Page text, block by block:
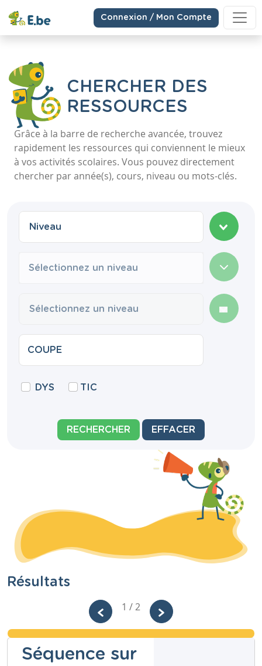
Connexion / Mon Compte
CHERCHER DES
RESSOURCES
Grâce à la barre de recherche avancée, trouvez
rapidement les ressources qui conviennent le mieux
à vos activités scolaires. Vous pouvez directement
chercher par année(s), cours, niveau ou mots-clés.
Sélectionnez un niveau
DYS TIC
RECHERCHER EFFACER
Résultats
1 / 2
Séquence sur